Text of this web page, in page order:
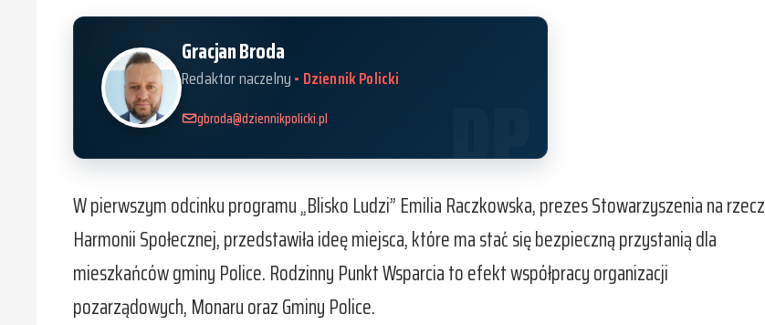
Gracjan Broda
Redaktor naczelny• Dziennik Policki
gbroda@dziennikpolicki.pl
W pierwszym odcinku programu „Blisko Ludzi” Emilia Raczkowska, prezes Stowarzyszenia na rzecz
Harmonii Społecznej, przedstawiła ideę miejsca, które ma stać się bezpieczną przystanią dla
mieszkańców gminy Police. Rodzinny Punkt Wsparcia to efekt współpracy organizacji
pozarządowych, Monaru oraz Gminy Police.